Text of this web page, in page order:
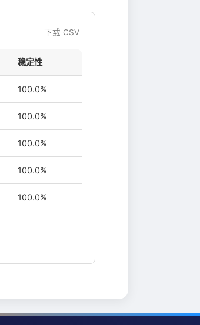
下载 CSV
稳定性
100.0%
100.0%
100.0%
100.0%
100.0%